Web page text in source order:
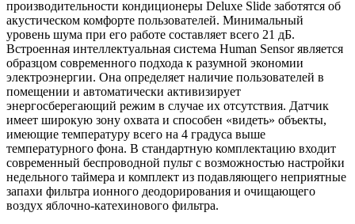
производительности кондиционеры Deluxe Slide заботятся об
акустическом комфорте пользователей. Минимальный
уровень шума при его работе составляет всего 21 дБ.
Встроенная интеллектуальная система Human Sensor является
образцом современного подхода к разумной экономии
электроэнергии. Она определяет наличие пользователей в
помещении и автоматически активизирует
энергосберегающий режим в случае их отсутствия. Датчик
имеет широкую зону охвата и способен «видеть» объекты,
имеющие температуру всего на 4 градуса выше
температурного фона. В стандартную комплектацию входит
современный беспроводной пульт с возможностью настройки
недельного таймера и комплект из подавляющего неприятные
запахи фильтра ионного деодорирования и очищающего
воздух яблочно-катехинового фильтра.